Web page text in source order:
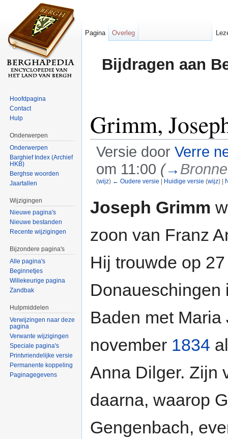
Bijdragen aan
Grimm,
Versie door Verre
om 11:00 (→
(wijz) ← Oudere versie Huidige versie (wijz) |
Joseph Grimm
zoon van Franz
Hij trouwde op
Donaueschingen
Baden met
november 1834
Anna Dilger. Zijn
daarna, waarop
Gengenbach,
Pagina Overleg
Hoofdpagina
Contact
Hulp
Onderwerpen
Onderwerpen
Barghief Index (Archief
HKB)
Berghse woorden
Jaartallen
Wijzigingen
Nieuwe pagina's
Nieuwe bestanden
Recente wijzigingen
Bijzondere pagina's
Alle pagina's
Beginnetjes
Willekeurige pagina
Zandbak
Hulpmiddelen
Verwijzingen naar deze
pagina
Verwante wijzigingen
Speciale pagina's
Printvriendelijke versie
Permanente koppeling
Paginagegevens